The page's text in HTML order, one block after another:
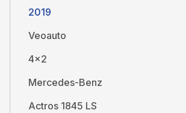
2019
Veoauto
4x2
Mercedes-Benz
Actros 1845 LS